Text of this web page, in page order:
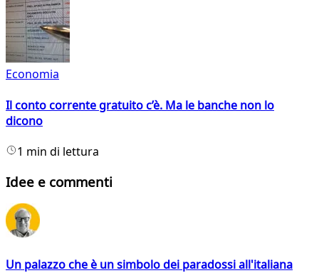
Economia
Il conto corrente gratuito c’è. Ma le banche non lo
dicono
1 min di lettura
Idee e commenti
Un palazzo che è un simbolo dei paradossi all'italiana